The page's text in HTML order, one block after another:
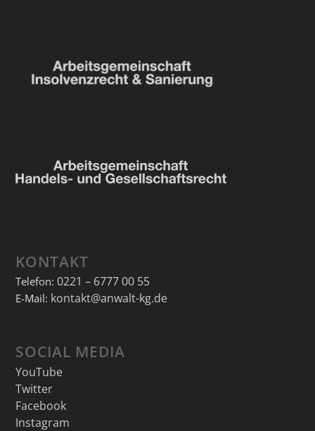
KONTAKT
Telefon: 0221 – 6777 00 55
E-Mail: kontakt@anwalt-kg.de
SOCIAL MEDIA
YouTube
Twitter
Facebook
Instagram